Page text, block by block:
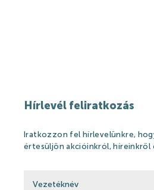
Orvosi kutatások
Strandfürdő
Hírlevél feliratkozás
Iratkozzon fel hírlevelünkre,
értesüljön akcióinkról, híreinkről